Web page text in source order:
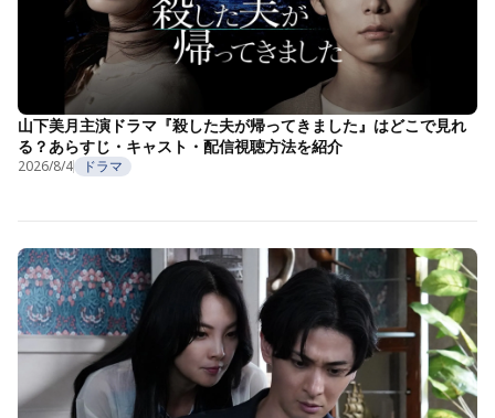
山下美月主演ドラマ『殺した夫が帰ってきました』はどこで見れ
る？あらすじ・キャスト・配信視聴方法を紹介
2026/8/4 ドラマ